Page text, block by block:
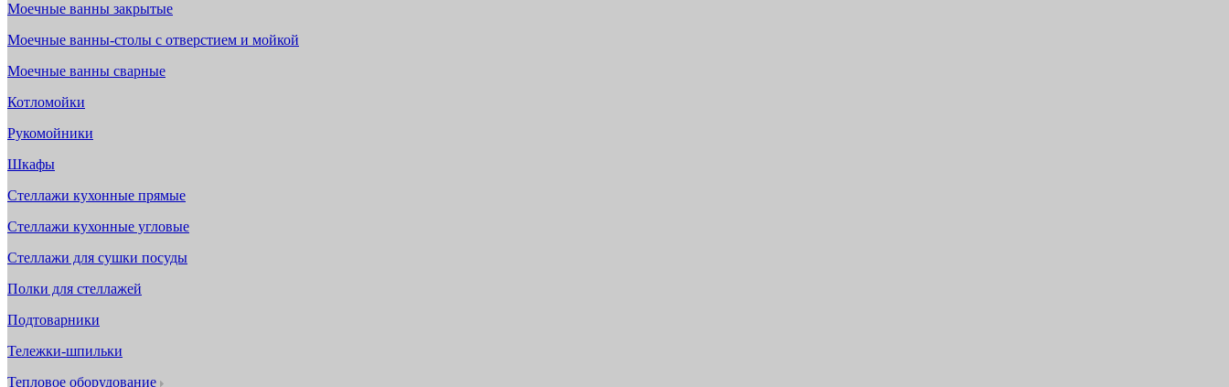
Моечные ванны закрытые
Моечные ванны-столы с отверстием и мойкой
Моечные ванны сварные
Котломойки
Рукомойники
Шкафы
Стеллажи кухонные прямые
Стеллажи кухонные угловые
Стеллажи для сушки посуды
Полки для стеллажей
Подтоварники
Тележки-шпильки
Тепловое оборудование